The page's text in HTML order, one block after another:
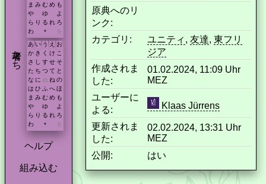
ま み む め も
や
ゆ
よ
ら り る れ ろ
わ
* を
著者たち あ い う え お
か き く け こ
さ
し す せ そ
た ち つ て と
な に ぬ ね の
は ひ ふ へ ほ
ま み む め も
や
ゆ
よ
ら り る れ ろ
わ
* を
ヘルプ
組み込む
原典へのリ
ンク:
カテゴリ:
ユニティ , 友達, 東フリ
ジア
作成されま
した:
01.02.2024, 11:09 Uhr
MEZ
ユーザーに
よる:
Klaas Jürrens
更新されま
した:
02.02.2024, 13:31 Uhr
MEZ
公開:
はい